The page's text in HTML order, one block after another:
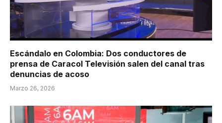
Escándalo en Colombia: Dos conductores de
prensa de Caracol Televisión salen del canal tras
denuncias de acoso
Marzo 26, 2026